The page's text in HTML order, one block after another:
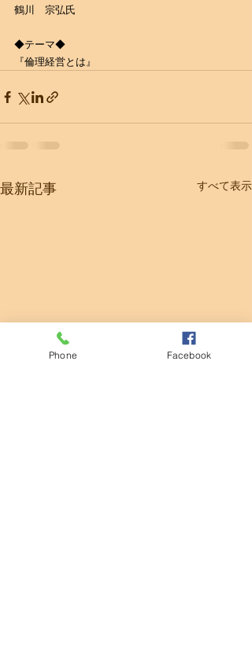
鶴川　宗弘氏
◆テーマ◆
『倫理経営とは』
最新記事 すべて表示
Phone Facebook